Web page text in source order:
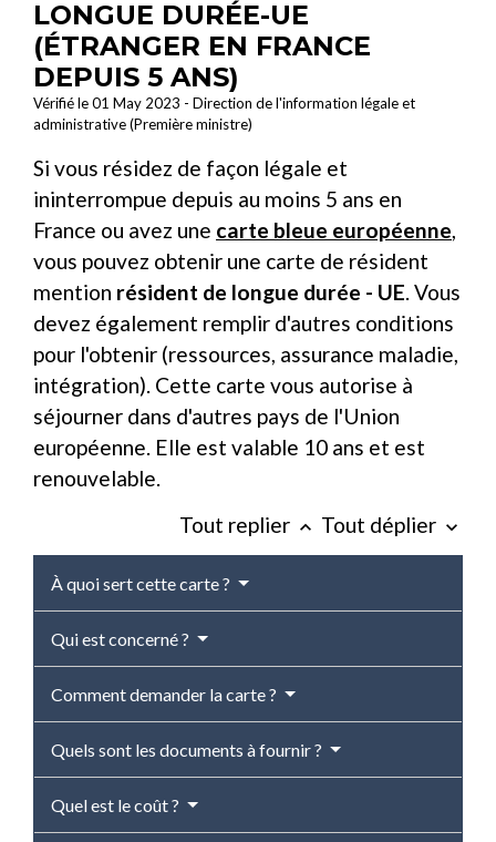
LONGUE DURÉE-UE
(ÉTRANGER EN FRANCE
DEPUIS 5 ANS)
Vérifié le 01 May 2023 - Direction de l'information légale et
administrative (Première ministre)
Si vous résidez de façon légale et
ininterrompue depuis au moins 5 ans en
France ou avez une carte bleue européenne,
vous pouvez obtenir une carte de résident
mention résident de longue durée - UE. Vous
devez également remplir d'autres conditions
pour l'obtenir (ressources, assurance maladie,
intégration). Cette carte vous autorise à
séjourner dans d'autres pays de l'Union
européenne. Elle est valable 10 ans et est
renouvelable.
Tout replier keyboard_arrow_up Tout déplier keyboard_arrow_down
À quoi sert cette carte ?
Qui est concerné ?
Comment demander la carte ?
Quels sont les documents à fournir ?
Quel est le coût ?